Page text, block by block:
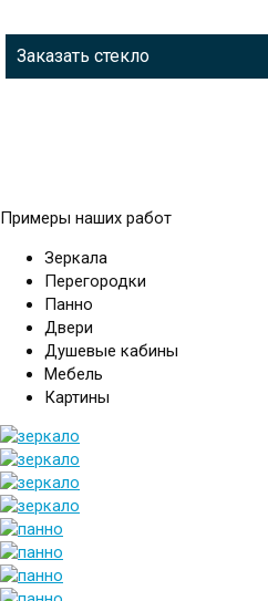
Заказать стекло
Примеры наших работ
Зеркала
Перегородки
Панно
Двери
Душевые кабины
Мебель
Картины